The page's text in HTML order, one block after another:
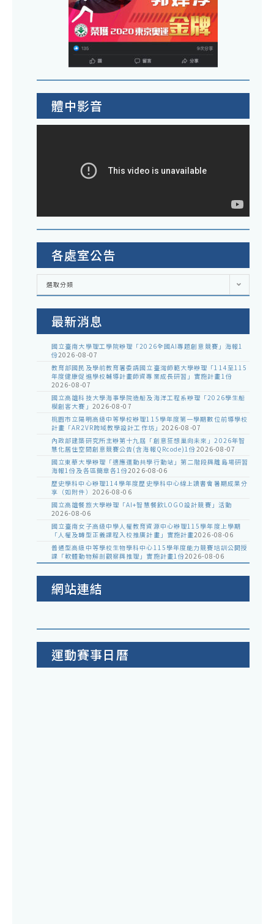
體中影音
各處室公告
各
室
選取分類
最新消息
國立臺南大學理工學院辦理「2026全國AI專題創意競賽」海報1
份2026-08-07
教育部國民及學前教育署委請國立臺灣師範大學辦理「114至115
年度健康促進學校輔導計畫師資專業成長研習」實施計畫1份
2026-08-07
國立高雄科技大學海事學院造船及海洋工程系辦理「2026學生船
模創客大賽」 2026-08-07
桃園市立陽明高級中等學校辦理115學年度第一學期數位前導學校
計畫「AR2VR跨域教學設計工作坊」 2026-08-07
內政部建築研究所主辦第十九屆「創意狂想巢向未來」2026年智
慧化居住空間創意競賽公告(含海報QRcode)1份2026-08-07
國立東華大學辦理「適應運動共學行動站」第二階段與離島場研習
海報1份及各區簡章各1份2026-08-06
歷史學科中心辦理114學年度歷史學科中心線上讀書會暑期成果分
享（如附件） 2026-08-06
國立高雄餐旅大學辦理「AI+智慧餐飲LOGO設計競賽」活動
2026-08-06
國立臺南女子高級中學人權教育資源中心辦理115學年度上學期
「人權及轉型正義課程入校推廣計畫」實施計畫2026-08-06
普通型高級中等學校生物學科中心115學年度能力競賽培訓公開授
課「軟體動物解剖觀察與推理」實施計畫1份2026-08-06
網站連結
運動賽事日曆